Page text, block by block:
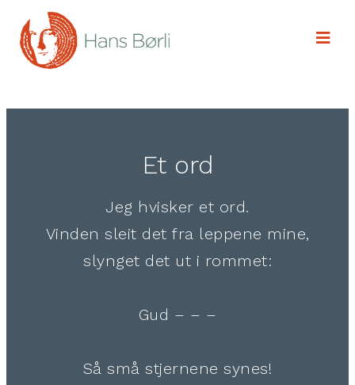
Et ord
Jeg hvisker et ord.
Vinden sleit det fra leppene mine,
slynget det ut i rommet:
Gud – – –
Så små stjernene synes!